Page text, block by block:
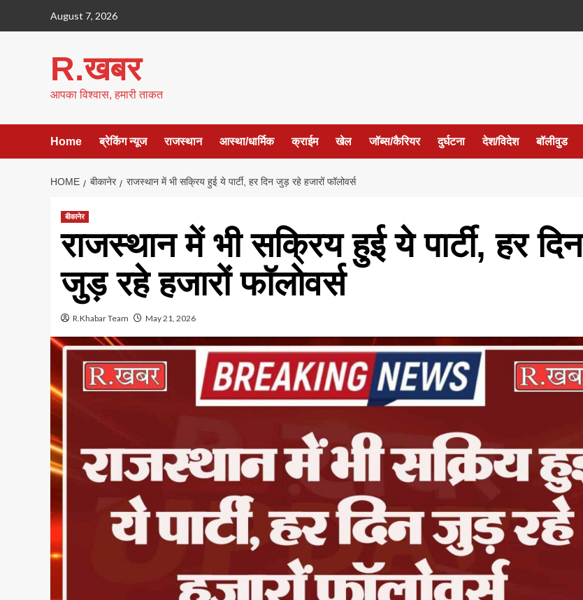
August 7, 2026
R.खबर
आपका विश्वास, हमारी ताकत
Home ब्रेकिंग न्यूज राजस्थान आस्था/धार्मिक क्राईम खेल जॉब्स/कैरियर दुर्घटना देश/विदेश बॉलीवुड
HOME बीकानेर राजस्थान में भी सक्रिय हुई ये पार्टी, हर दिन जुड़ रहे हजारों फॉलोवर्स
बीकानेर
राजस्थान में भी सक्रिय हुई ये पार्टी, हर दिन
जुड़ रहे हजारों फॉलोवर्स
R.Khabar Team May 21, 2026